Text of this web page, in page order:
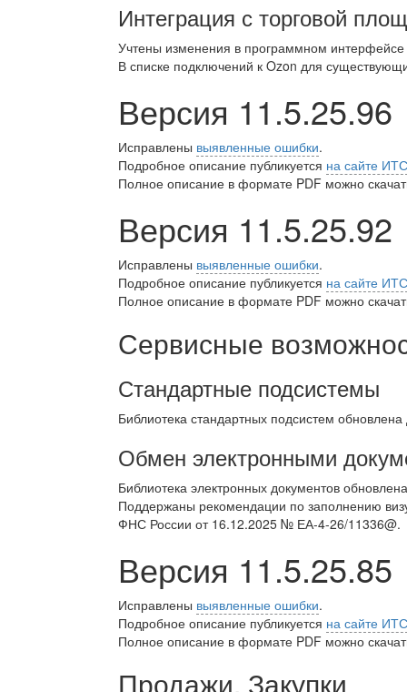
Интеграция с торговой
Учтены изменения в программном
В списке подключений к Ozon для
Версия 11.5.25.96
Исправлены выявленные ошибки.
Подробное описание публикуется на сайте ИТС
Полное описание в формате PDF можно
Версия 11.5.25.92
Исправлены выявленные ошибки.
Подробное описание публикуется на сайте ИТС
Полное описание в формате PDF можно
Сервисные
Стандартные подсистемы
Библиотека стандартных подсистем
Обмен электронными
Библиотека электронных документов
Поддержаны рекомендации по заполнению
ФНС России от 16.12.2025 № ЕА-4-26/11336@.
Версия 11.5.25.85
Исправлены выявленные ошибки.
Подробное описание публикуется на сайте ИТС
Полное описание в формате PDF можно
Продажи, Закупки